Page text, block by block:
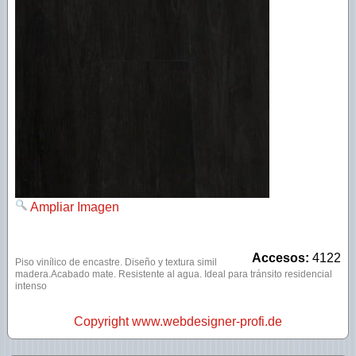
Ampliar Imagen
Accesos: 4122
Piso vinílico de encastre. Diseño y textura simil
madera.Acabado mate. Resistente al agua. Ideal para tránsito residencial
intenso
Copyright www.webdesigner-profi.de